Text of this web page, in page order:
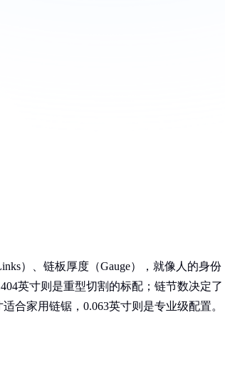
）、链板厚度（Gauge），就像人的身份
英寸则是重型切割的标配；链节数决定了
合家用链锯，0.063英寸则是专业级配置。